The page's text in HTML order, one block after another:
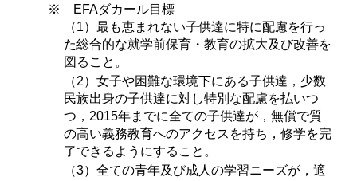
※ EFAダカール目標
（1）最も恵まれない子供達に特に配慮を行っ
た総合的な就学前保育・教育の拡大及び改善を
図ること。
（2）女子や困難な環境下にある子供達，少数
民族出身の子供達に対し特別な配慮を払いつ
つ，2015年までに全ての子供達が，無償で質
の高い義務教育へのアクセスを持ち，修学を完
了できるようにすること。
（3）全ての青年及び成人の学習ニーズが，適